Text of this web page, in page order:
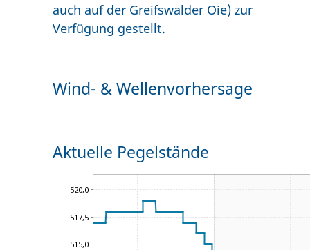
auch auf der Greifswalder Oie) zur
Verfügung gestellt.
Wind- & Wellenvorhersage
Aktuelle Pegelstände